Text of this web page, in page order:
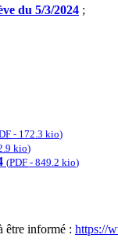
du 5/3/2024 ;
- 172.3 kio)
kio)
(PDF - 849.2 kio)
être informé : https://